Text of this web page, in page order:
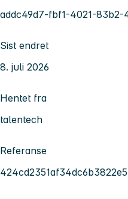
addc49d7-fbf1-4021-83b2-
Sist endret
8. juli 2026
Hentet fra
talentech
Referanse